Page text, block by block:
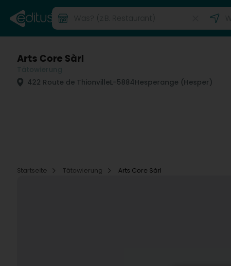
Arts Core Sàrl
422 Route de ThionvilleL-5884Hesperange (Hesper)
Startseite
Tätowierung Arts Core Sàrl